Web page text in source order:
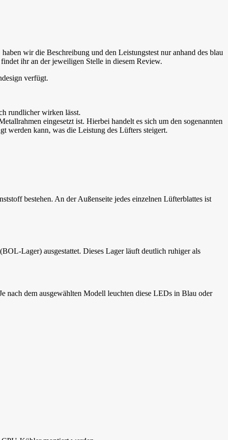
wir die Beschreibung und den Leistungstest nur anhand des blau
ihr an der jeweiligen Stelle in diesem Review.
verfügt.
rundlicher wirken lässt.
eingesetzt ist. Hierbei handelt es sich um den sogenannten
werden kann, was die Leistung des Lüfters steigert.
bestehen. An der Außenseite jedes einzelnen Lüfterblattes ist
Lager) ausgestattet. Dieses Lager läuft deutlich ruhiger als
nach dem ausgewählten Modell leuchten diese LEDs in Blau oder